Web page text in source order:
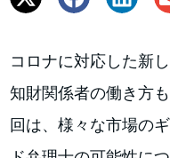
コロナに対応した新
知財関係者の働き方
回は、様々な市場の